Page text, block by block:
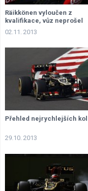
Räikkönen vyloučen z
kvalifikace, vůz neprošel
přejímkou
02.11. 2013
Přehled nejrychlejších kol
29.10. 2013